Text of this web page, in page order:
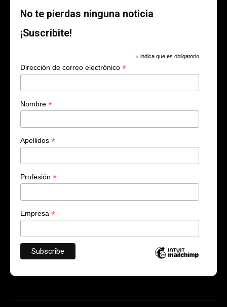
No te pierdas ninguna noticia
¡Suscribite!
* indica que es obligatorio
Dirección de correo electrónico *
Nombre *
Apellidos *
Profesión *
Empresa *